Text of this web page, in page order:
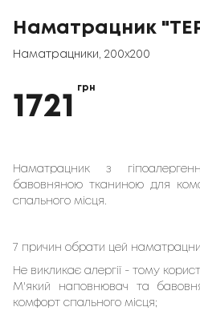
Наматрацник
Наматрацники 200x200
1721
грн
Наматрацник з
бавовняною тканиною для
спального місця.
7 причин обрати цей
Не викликає алергії - тому
М'який наповнювач та
комфорт спального місця;